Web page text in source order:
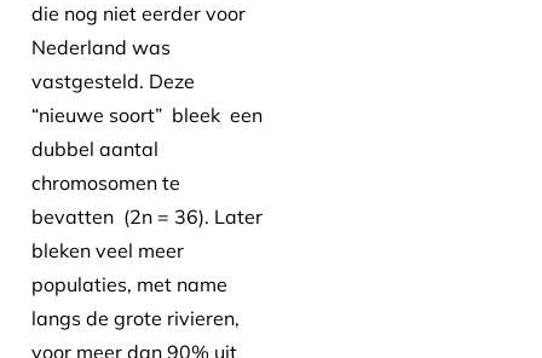
die nog niet eerder voor
Nederland was
vastgesteld. Deze
“nieuwe soort” bleek een
dubbel aantal
chromosomen te
bevatten (2n = 36). Later
bleken veel meer
populaties, met name
langs de grote rivieren,
voor meer dan 90% uit